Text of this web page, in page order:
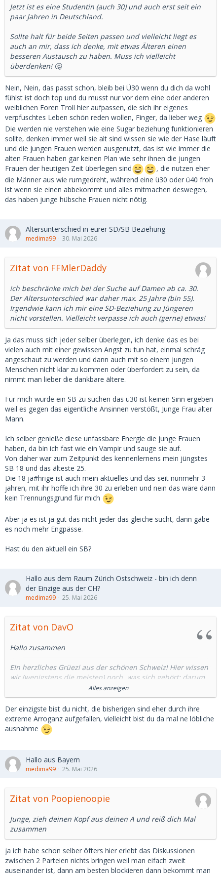
Jetzt ist es eine Studentin (auch 30) und auch erst seit ein
paar Jahren in Deutschland.
Sollte halt für beide Seiten passen und vielleicht liegt es
auch an mir, dass ich denke, mit etwas Älteren einen
besseren Austausch zu haben. Muss ich vielleicht
überdenken! 🤔
Nein, Nein, das passt schon, bleib bei Ü30 wenn du dich da wohl
fühlst ist doch top und du musst nur vor dem eine oder anderen
weiblichen Foren Troll hier aufpassen, die sich ihr eigenes
verpfuschtes Leben schön reden wollen, Finger, da lieber weg
Die werden nie verstehen wie eine Sugar beziehung funktionieren
sollte, denken immer weil sie alt sind wissen sie wie der Hase läuft
und die jungen Frauen werden ausgenutzt, das ist wie immer die
alten Frauen haben gar keinen Plan wie sehr ihnen die jungen
Frauen der heutigen Zeit überlegen sind
, die nutzen eher
die Männer aus wie rumgedreht, während eine ü30 oder ü40 froh
ist wenn sie einen abbekommt und alles mitmachen deswegen,
das haben junge hübsche Frauen nicht nötig.
Altersunterschied in eurer SD/SB Beziehung
medima99 30. Mai 2026
Zitat von FFMlerDaddy
ich beschränke mich bei der Suche auf Damen ab ca. 30.
Der Altersunterschied war daher max. 25 Jahre (bin 55).
Irgendwie kann ich mir eine SD-Beziehung zu Jüngeren
nicht vorstellen. Vielleicht verpasse ich auch (gerne) etwas!
Ja das muss sich jeder selber überlegen, ich denke das es bei
vielen auch mit einer gewissen Angst zu tun hat, einmal schräg
angeschaut zu werden und dann auch mit so einem jungen
Menschen nicht klar zu kommen oder überfordert zu sein, da
nimmt man lieber die dankbare ältere.
Für mich würde ein SB zu suchen das ü30 ist keinen Sinn ergeben
weil es gegen das eigentliche Ansinnen verstößt, Junge Frau alter
Mann.
Ich selber genieße diese unfassbare Energie die junge Frauen
haben, da bin ich fast wie ein Vampir und sauge sie auf.
Von daher war zum Zeitpunkt des kennenlernens mein jüngstes
SB 18 und das älteste 25.
Die 18 jä#hrige ist auch mein aktuelles und das seit nunmehr 3
jahren, mit ihr hoffe ich ihre 30 zu erleben und nein das wäre dann
kein Trennungsgrund für mich
Aber ja es ist ja gut das nicht jeder das gleiche sucht, dann gäbe
es noch mehr Engpässe.
Hast du den aktuell ein SB?
Hallo aus dem Raum Zürich Ostschweiz - bin ich denn
der Einzige aus der CH?
medima99 25. Mai 2026
Zitat von DavO
Hallo zusammen
EIn herzliches Grüezi aus der schönen Schweiz! Hier wissen
wir (wenigstens die meisten) noch, was sich gehört; darum
stelle ich mich auch gerne in diesem Forum vor.
Ich (56) bin seit rund zwei Jahren in dieser "Szene"
unterwegs und habe dabei auch schon die eine oder andere
Erfahrung gemacht. Unzählige Kontakte mit Fakes, aber
auch die eine oder andere ganz tolle Begegnung bis hin zur
Aktuell bin ich wieder etwas auf der Suche und darum auch
Alles anzeigen
Der einzigste bist du nicht, die bisherigen sind eher durch ihre
extreme Arroganz aufgefallen, vielleicht bist du da mal ne löbliche
ausnahme
Hallo aus Bayern
medima99 25. Mai 2026
Zitat von Poopienoopie
Junge, zieh deinen Kopf aus deinen A und reiß dich Mal
zusammen
ja ich habe schon selber öfters hier erlebt das Diskussionen
zwischen 2 Parteien nichts bringen weil man eifach zweit
auseinander ist, dann am besten blockieren dann bekommt man